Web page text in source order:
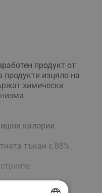
продукт от
изцяло на
химически
калории
тъкан с 88%
тялото